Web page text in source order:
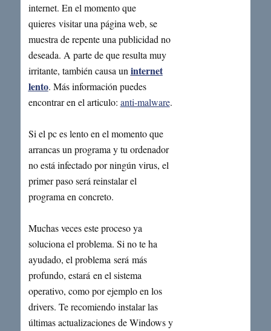
internet. En el momento que
quieres visitar una página web, se
muestra de repente una publicidad no
deseada. A parte de que resulta muy
irritante, también causa un internet
lento. Más información puedes
encontrar en el articulo: anti-malware.
Si el pc es lento en el momento que
arrancas un programa y tu ordenador
no está infectado por ningún virus, el
primer paso será reinstalar el
programa en concreto.
Muchas veces este proceso ya
soluciona el problema. Si no te ha
ayudado, el problema será más
profundo, estará en el sistema
operativo, como por ejemplo en los
drivers. Te recomiendo instalar las
últimas actualizaciones de Windows y